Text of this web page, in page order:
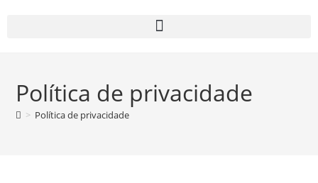
Política de privacidade
> Política de privacidade